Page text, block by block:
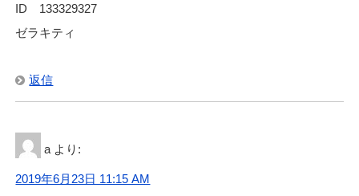
ID 133329327
ゼラキティ
返信
a より:
2019年6月23日 11:15 AM